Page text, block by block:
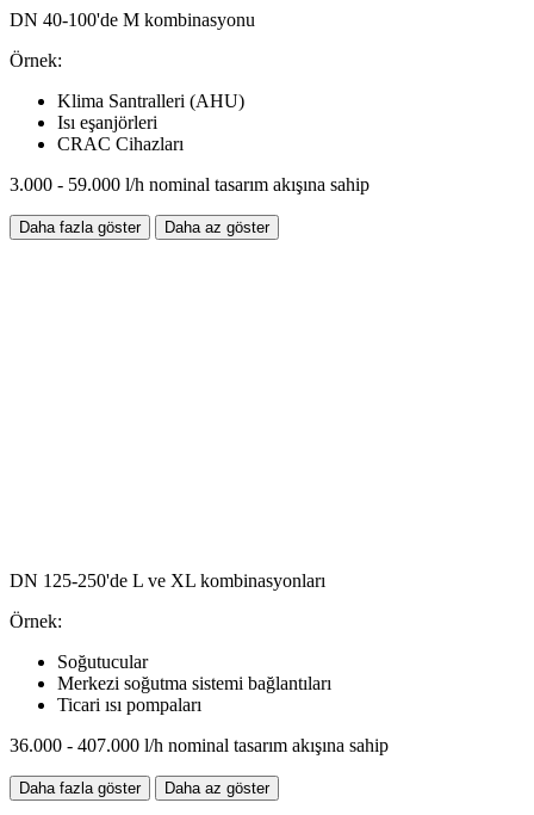
DN 40-100'de M kombinasyonu
Örnek:
Klima Santralleri (AHU)
Isı eşanjörleri
CRAC Cihazları
3.000 - 59.000 l/h nominal tasarım akışına sahip
Daha fazla göster Daha az göster
DN 125-250'de L ve XL kombinasyonları
Örnek:
Soğutucular
Merkezi soğutma sistemi bağlantıları
Ticari ısı pompaları
36.000 - 407.000 l/h nominal tasarım akışına sahip
Daha fazla göster Daha az göster